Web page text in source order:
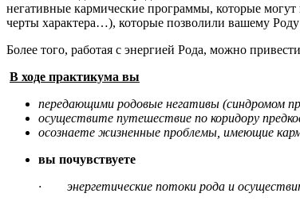
негативные кармические программы, которые
черты характера…), которые позволили вашему
Более того, работая с энергией Рода, можно
В ходе практикума вы
передающими родовые негативы (синдромом
осуществите путешествие по коридору
осознаете жизненные проблемы, имеющие
вы почувствуете
· энергетические потоки рода и